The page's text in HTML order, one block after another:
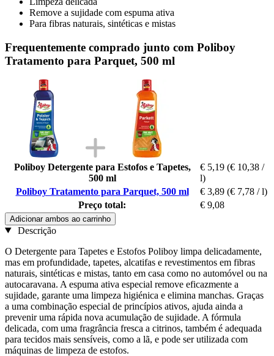
Remove a sujidade com espuma ativa
Para fibras naturais, sintéticas e mistas
Frequentemente comprado junto com Poliboy
Tratamento para Parquet, 500 ml
Poliboy Detergente para Estofos e Tapetes,
500 ml
€ 5,19 (€ 10,38 /
l)
Poliboy Tratamento para Parquet, 500 ml
€ 3,89 (€ 7,78 / l)
Preço total:
€ 9,08
Adicionar ambos ao carrinho
Descrição
O Detergente para Tapetes e Estofos Poliboy limpa delicadamente,
mas em profundidade, tapetes, alcatifas e revestimentos em fibras
naturais, sintéticas e mistas, tanto em casa como no automóvel ou na
autocaravana. A espuma ativa especial remove eficazmente a
sujidade, garante uma limpeza higiénica e elimina manchas. Graças
a uma combinação especial de princípios ativos, ajuda ainda a
prevenir uma rápida nova acumulação de sujidade. A fórmula
delicada, com uma fragrância fresca a citrinos, também é adequada
para tecidos mais sensíveis, como a lã, e pode ser utilizada com
máquinas de limpeza de estofos.